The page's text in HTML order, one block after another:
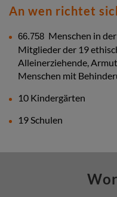
An wen richtet
66.758 Menschen in
Mitglieder der 19
Alleinerziehende,
Menschen mit
10 Kindergärten
19 Schulen